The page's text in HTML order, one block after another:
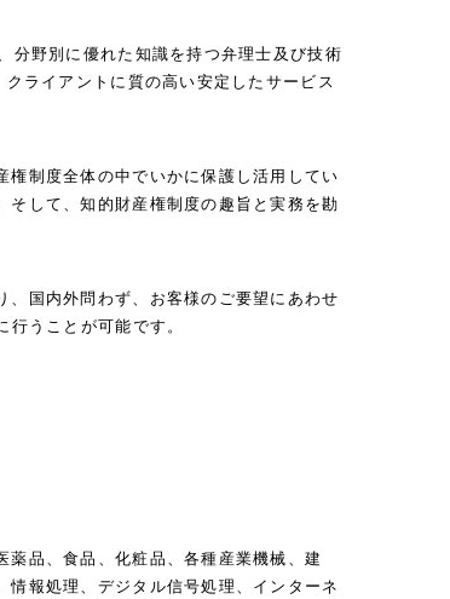
分野別に優れた知識を持つ弁理士及び技術
ライアントに質の高い安定したサービス
制度全体の中でいかに保護し活用してい
そして、知的財産権制度の趣旨と実務を勘
、国内外問わず、お客様のご要望にあわせ
うことが可能です。
品、食品、化粧品、各種産業機械、建
報処理、デジタル信号処理、インターネ